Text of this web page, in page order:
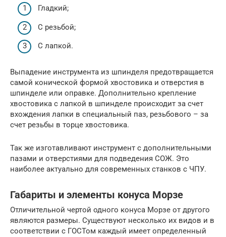
Гладкий;
С резьбой;
С лапкой.
Выпадение инструмента из шпинделя предотвращается
самой конической формой хвостовика и отверстия в
шпинделе или оправке. Дополнительно крепление
хвостовика с лапкой в шпинделе происходит за счет
вхождения лапки в специальный паз, резьбового – за
счет резьбы в торце хвостовика.
Так же изготавливают инструмент с дополнительными
пазами и отверстиями для подведения СОЖ. Это
наиболее актуально для современных станков с ЧПУ.
Габариты и элементы конуса Морзе
Отличительной чертой одного конуса Морзе от другого
являются размеры. Существуют несколько их видов и в
соответствии с ГОСТом каждый имеет определенный